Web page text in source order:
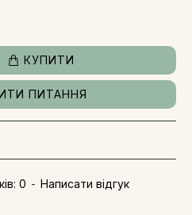
0 - Написати відгук
КУПИТИ
ПИТАННЯ